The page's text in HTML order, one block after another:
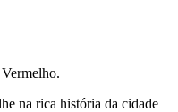
na rica história da cidade